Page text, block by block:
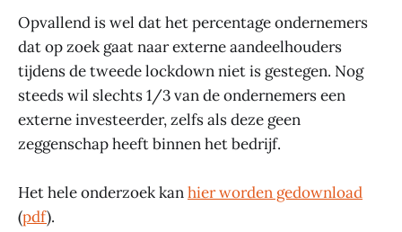
Opvallend is wel dat het percentage ondernemers
dat op zoek gaat naar externe aandeelhouders
tijdens de tweede lockdown niet is gestegen. Nog
steeds wil slechts 1/3 van de ondernemers een
externe investeerder, zelfs als deze geen
zeggenschap heeft binnen het bedrijf.
Het hele onderzoek kanhier worden gedownload
(pdf).